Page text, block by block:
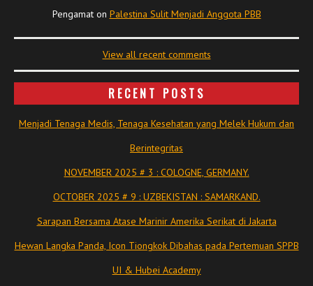
Pengamaton Palestina Sulit Menjadi Anggota PBB
View all recent comments
RECENT POSTS
Menjadi Tenaga Medis, Tenaga Kesehatan yang Melek Hukum dan
Berintegritas
NOVEMBER 2025 # 3 : COLOGNE, GERMANY.
OCTOBER 2025 # 9 : UZBEKISTAN : SAMARKAND.
Sarapan Bersama Atase Marinir Amerika Serikat di Jakarta
Hewan Langka Panda, Icon Tiongkok Dibahas pada Pertemuan SPPB
UI & Hubei Academy